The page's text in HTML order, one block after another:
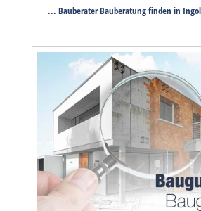
... Bauberater Bauberatung finden in